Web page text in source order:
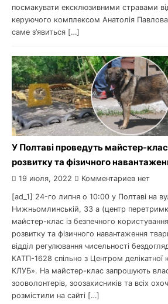
посмакувати ексклюзивними стравами
керуючого комплексом Анатолія
саме з’явиться […]
У Полтаві проведуть майстер-
розвитку та фізичного
19 июля, 2022 Комментариев нет
[ad_1] 24-го липня о 10:00 у Полтаві на
Нижньомлинській, 33 а (центр
майстер-клас із безпечного
розвитку та фізичного навантаження
відділ регулювання чисельності
КАТП-1628 спільно з Центром делікатної
КЛУБ». На майстер-клас запрошують
зооволонтерів, зоозахисників та всіх
розмістили на сайті […]